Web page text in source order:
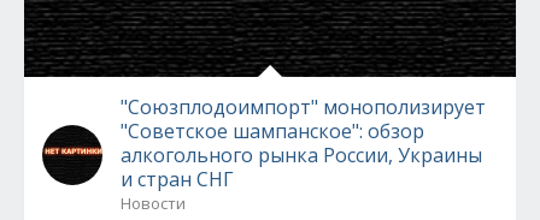
"Союзплодоимпорт" монополизирует
"Советское шампанское": обзор
алкогольного рынка России, Украины
и стран СНГ
Новости